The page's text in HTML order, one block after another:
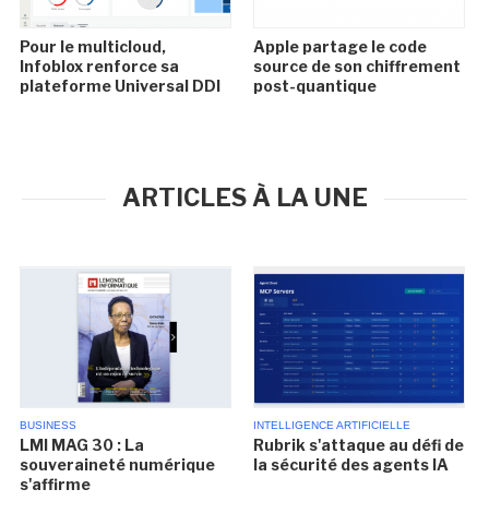
Pour le multicloud,
Infoblox renforce sa
plateforme Universal DDI
Apple partage le code
source de son chiffrement
post-quantique
ARTICLES À LA UNE
BUSINESS
LMI MAG 30 : La
souveraineté numérique
s'affirme
INTELLIGENCE ARTIFICIELLE
Rubrik s'attaque au défi de
la sécurité des agents IA